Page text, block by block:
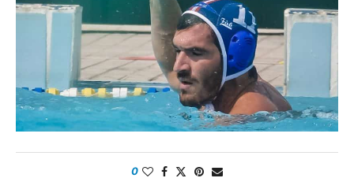
0